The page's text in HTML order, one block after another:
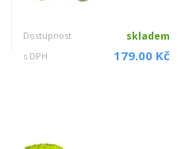
Dostupnost skladem
s DPH 179.00 Kč